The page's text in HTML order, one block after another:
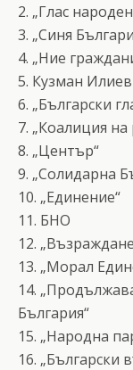
2. „Глас
3. „Синя
4. „Ние
5. Кузман
6. „Български
7. „Коалиция на
8. „Център“
9. „Солидарна
10. „Единение“
11. БНО
12.
13. „Морал
14.
България“
15. „Народна
16. „Български